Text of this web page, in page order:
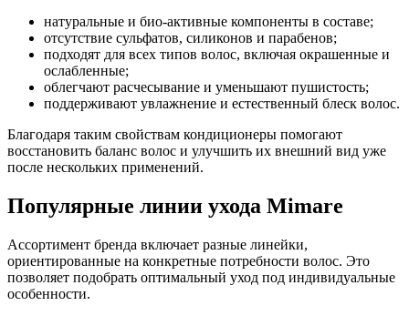
натуральные и био-активные компоненты в составе;
отсутствие сульфатов, силиконов и парабенов;
подходят для всех типов волос, включая окрашенные и
ослабленные;
облегчают расчесывание и уменьшают пушистость;
поддерживают увлажнение и естественный блеск волос.
Благодаря таким свойствам кондиционеры помогают
восстановить баланс волос и улучшить их внешний вид уже
после нескольких применений.
Популярные линии ухода Mimare
Ассортимент бренда включает разные линейки,
ориентированные на конкретные потребности волос. Это
позволяет подобрать оптимальный уход под индивидуальные
особенности.